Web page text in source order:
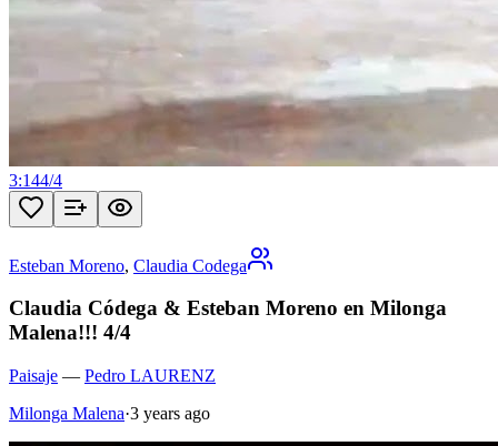
3:144/4
Esteban Moreno, Claudia Codega
Claudia Códega & Esteban Moreno en Milonga
Malena!!! 4/4
Paisaje — Pedro LAURENZ
Milonga Malena·3 years ago